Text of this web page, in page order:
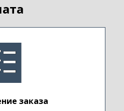
заказа